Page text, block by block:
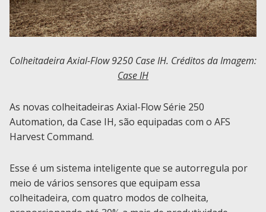
Colheitadeira Axial-Flow 9250 Case IH. Créditos da Imagem:
Case IH
As novas colheitadeiras Axial-Flow Série 250
Automation, da Case IH, são equipadas com o AFS
Harvest Command.
Esse é um sistema inteligente que se autorregula por
meio de vários sensores que equipam essa
colheitadeira, com quatro modos de colheita,